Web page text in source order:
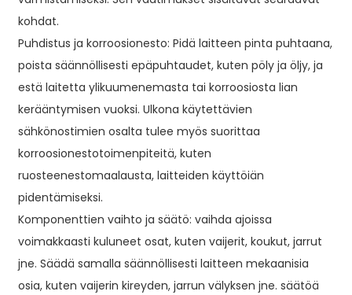
kohdat.
Puhdistus ja korroosionesto: Pidä laitteen pinta puhtaana,
poista säännöllisesti epäpuhtaudet, kuten pöly ja öljy, ja
estä laitetta ylikuumenemasta tai korroosiosta lian
kerääntymisen vuoksi. Ulkona käytettävien
sähkönostimien osalta tulee myös suorittaa
korroosionestotoimenpiteitä, kuten
ruosteenestomaalausta, laitteiden käyttöiän
pidentämiseksi.
Komponenttien vaihto ja säätö: vaihda ajoissa
voimakkaasti kuluneet osat, kuten vaijerit, koukut, jarrut
jne. Säädä samalla säännöllisesti laitteen mekaanisia
osia, kuten vaijerin kireyden, jarrun välyksen jne. säätöä